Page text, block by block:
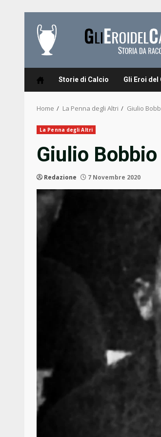
content
Storie di Calcio Gli Eroi
Home La Penna degli Altri Giulio
La Penna degli Altri
Giulio
Redazione 7 Novembre 2020